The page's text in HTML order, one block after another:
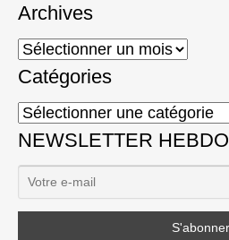
Archives
Archives
Catégories
Catégories
NEWSLETTER HEBDO